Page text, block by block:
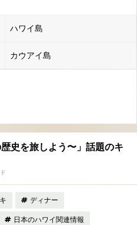
ハワイ島
カウアイ島
史を旅しよう〜」話題のキ
ディナー
日本のハワイ関連情報